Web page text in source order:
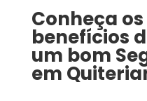
Conheça
benefícios
um bom
em